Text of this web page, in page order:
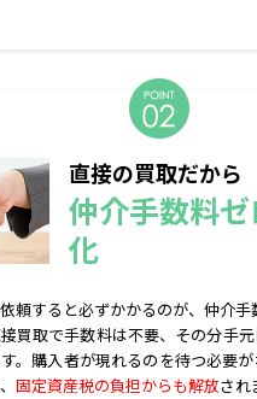
直接の買取だから
仲介手数料
化
頼すると必ずかかるのが、仲介手
買取で手数料は不要、その分手
。購入者が現れるのを待つ必要
固定資産税の負担からも解放され